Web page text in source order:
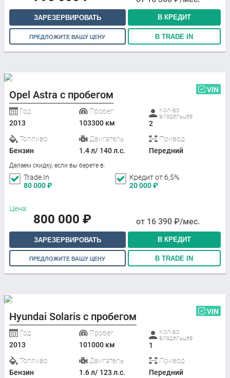
ЗАРЕЗЕРВИРОВАТЬ В КРЕДИТ
ПРЕДЛОЖИТЕ ВАШУ ЦЕНУ В TRADE IN
Opel Astra с пробегом VIN
Год
2013
Пробег
103300 км
Кол-во
владельцев
2
Топливо
Бензин
Двигатель
1.4 л/ 140 л.с.
Привод
Передний
Делаем скидку, если вы берете в:
Trade In
80 000₽
Кредит от 6,5%
20 000₽
Цена:
800 000 ₽ от 16 390 ₽/мес.
ЗАРЕЗЕРВИРОВАТЬ В КРЕДИТ
ПРЕДЛОЖИТЕ ВАШУ ЦЕНУ В TRADE IN
Hyundai Solaris с пробегом VIN
Год
2013
Пробег
101000 км
Кол-во
владельцев
1
Топливо
Бензин
Двигатель
1.6 л/ 123 л.с.
Привод
Передний